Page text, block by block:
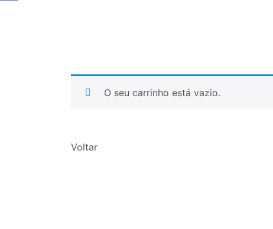
O seu carrinho está vazio.
Voltar